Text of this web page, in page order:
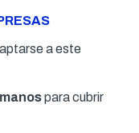
a este
para cubrir